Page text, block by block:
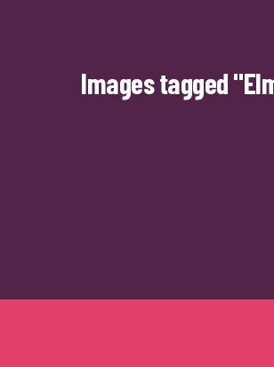
Images tagged